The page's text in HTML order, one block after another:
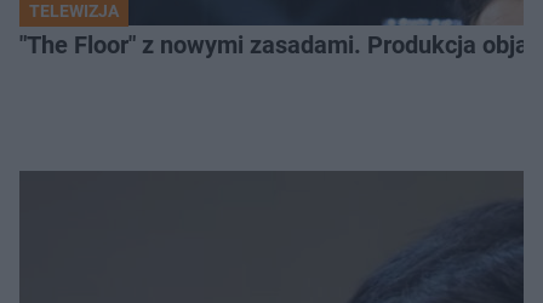
TELEWIZJA
"The Floor" z nowymi zasadami. Produkcja